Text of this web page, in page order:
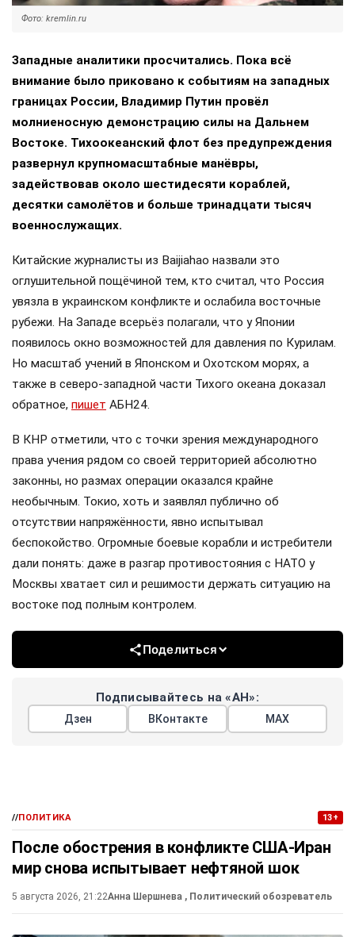
Фото: kremlin.ru
Западные аналитики просчитались. Пока всё
внимание было приковано к событиям на западных
границах России, Владимир Путин провёл
молниеносную демонстрацию силы на Дальнем
Востоке. Тихоокеанский флот без предупреждения
развернул крупномасштабные манёвры,
задействовав около шестидесяти кораблей,
десятки самолётов и больше тринадцати тысяч
военнослужащих.
Китайские журналисты из Baijiahao назвали это
оглушительной пощёчиной тем, кто считал, что Россия
увязла в украинском конфликте и ослабила восточные
рубежи. На Западе всерьёз полагали, что у Японии
появилось окно возможностей для давления по Курилам.
Но масштаб учений в Японском и Охотском морях, а
также в северо-западной части Тихого океана доказал
обратное, пишет АБН24.
В КНР отметили, что с точки зрения международного
права учения рядом со своей территорией абсолютно
законны, но размах операции оказался крайне
необычным. Токио, хоть и заявлял публично об
отсутствии напряжённости, явно испытывал
беспокойство. Огромные боевые корабли и истребители
дали понять: даже в разгар противостояния с НАТО у
Москвы хватает сил и решимости держать ситуацию на
востоке под полным контролем.
Поделиться
Подписывайтесь на «АН»:
Дзен ВКонтакте МАХ
//ПОЛИТИКА 13+
После обострения в конфликте США-Иран
мир снова испытывает нефтяной шок
5 августа 2026, 21:22Анна Шершнева , Политический обозреватель